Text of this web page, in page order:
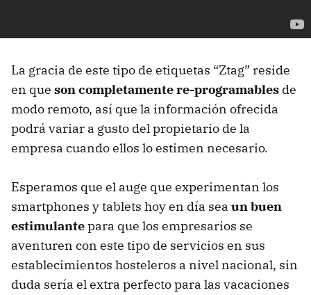
La gracia de este tipo de etiquetas “Ztag” reside
en que son completamente re-programables de
modo remoto, así que la información ofrecida
podrá variar a gusto del propietario de la
empresa cuando ellos lo estimen necesario.
Esperamos que el auge que experimentan los
smartphones y tablets hoy en día sea un buen
estimulantepara que los empresarios se
aventuren con este tipo de servicios en sus
establecimientos hosteleros a nivel nacional, sin
duda sería el extra perfecto para las vacaciones